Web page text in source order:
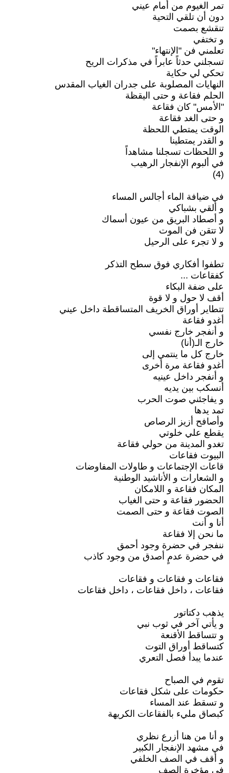
تمر الغيوم من أمام عيني
دون أن تلقي التحية
تنقشع بصمت
و تختفي
تعلمني فن "الإنتهاء"
تسجلني حدثاً عابراً في مذكرات الريح
تحكي لي حكاية
النهايات المصلوبة على جدران الغياب المقدس
الحلم فقاعة و حتى اليقظة
"الأمس" كان فقاعة
و حتى الغد فقاعة
الوقت يمتطي اللحظة
و القدر يمتطينا
و اللحظات تسجلنا مشاهداً
في ألبوم الإنفجار الرهيب
(4)
في ضيافة الماء أجالس المساء
و ألقي بشباكي
و أصطاد البريق من عيون أسماك
لا تتقن فن الموت
و لا تجرء على الرحيل
تطفوا أفكاري فوق سطح التذكر
كفقاعات ...
على ضفة البكاء
أقف لا حول و لا قوة
تتطاير أوراق الخريف المتساقطة داخل عيني
أغدو فقاعة
و أنفجر خارج نفسي
خارج الـ(أنا)
خارج كل ما ينتمي إلى
أغدو فقاعة مرة أخرى
و أنفجر داخل عينيه
أنسكب بين يديه
و يفاجئني صوت الحرب
تمد يدها
وأصافح أزيز الرصاص
يقطع علي خلوتي
تغدو المدينة من حولي فقاعة
البيوت فقاعات
قاعات الإجتماعات و طاولات المفاوضات
و الشعارات و الأناشيد الوطنية
المكان فقاعة و اللامكان
الحضور فقاعة و حتى الغياب
الصوت فقاعة و حتى الصمت
أنا و أنت
ما نحن إلا فقاعة
ننفجر في حضرة وجود أحمق
في حضرة عدمٍ أصدق من وجود كاذب
فقاعات و فقاعات و فقاعات
فقاعات ، داخل فقاعات ، داخل فقاعات
يذهب دكتاتور
و يأتي آخر في ثوب نبي
و تتساقط الأقنعة
كتساقط أوراق التوت
عندما يبدأ فصل التعري
تقوم في الصباح
حكومات على شكل فقاعات
و تسقط عند المساء
كبصاق مليء بالفقاعات الكريهة
و أنا من هنا أزرع نظري
في مشهد الإنفجار الكبير
و أقف في الصف الخلفي
في مؤخرة الصف